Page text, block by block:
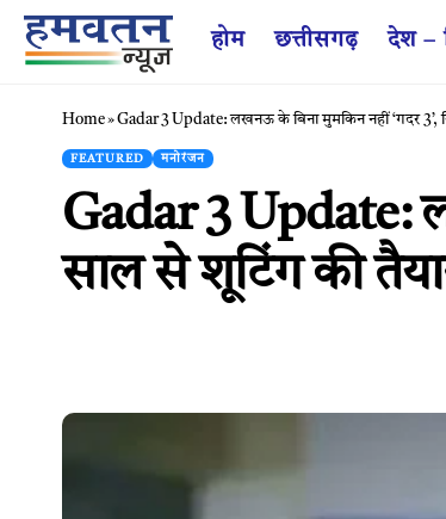
होम छत्तीसगढ़ देश –
Home»Gadar 3 Update: लखनऊ के बिना मुमकिन नहीं ‘गदर 3’,
FEATURED मनोरंजन
Gadar 3 Update:
साल से शूटिंग की